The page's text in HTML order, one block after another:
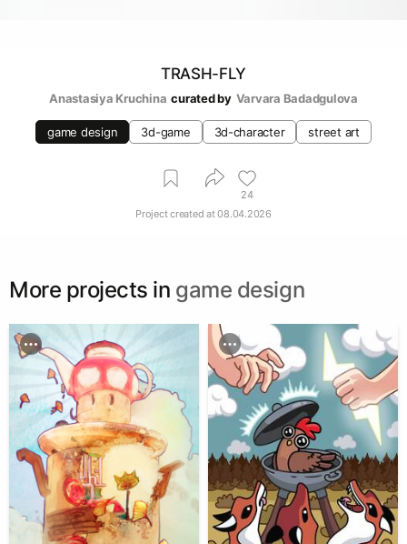
TRASH-FLY
Anastasiya Kruchina curated by Varvara Badadgulova
game design 3d-game 3d-character street art
24
Project created at08.04.2026
More projects in game design